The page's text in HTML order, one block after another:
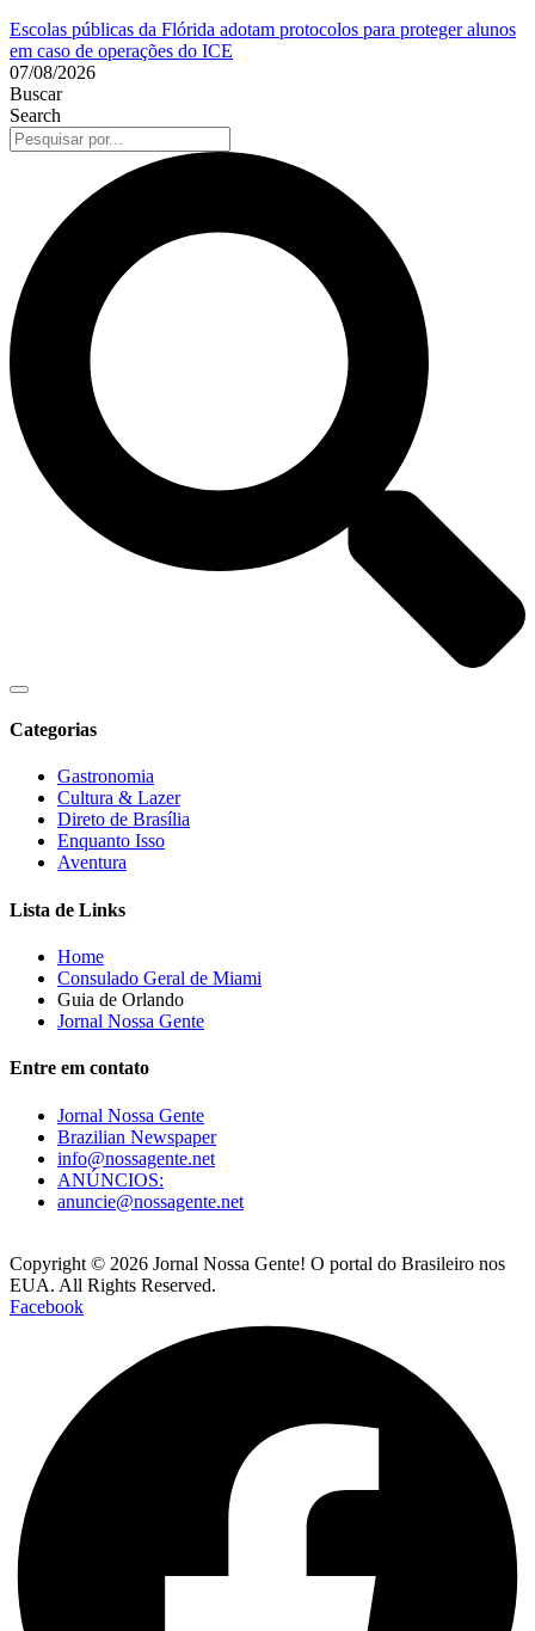
Escolas públicas da Flórida adotam protocolos para proteger alunos
em caso de operações do ICE
07/08/2026
Buscar
Search
Categorias
Gastronomia
Cultura & Lazer
Direto de Brasília
Enquanto Isso
Aventura
Lista de Links
Home
Consulado Geral de Miami
Guia de Orlando
Jornal Nossa Gente
Entre em contato
Jornal Nossa Gente
Brazilian Newspaper
info@nossagente.net
ANÚNCIOS:
anuncie@nossagente.net
Copyright © 2026 Jornal Nossa Gente! O portal do Brasileiro nos
EUA. All Rights Reserved.
Facebook